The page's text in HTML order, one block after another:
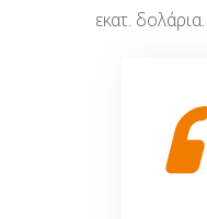
εκατ. δολάρια.